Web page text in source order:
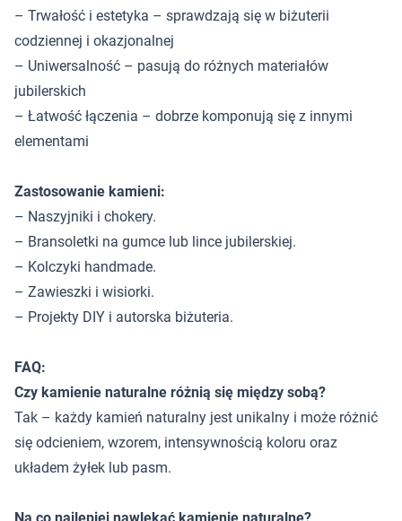
– Trwałość i estetyka – sprawdzają się w biżuterii
codziennej i okazjonalnej
– Uniwersalność – pasują do różnych materiałów
jubilerskich
– Łatwość łączenia – dobrze komponują się z innymi
elementami
Zastosowanie kamieni:
– Naszyjniki i chokery.
– Bransoletki na gumce lub lince jubilerskiej.
– Kolczyki handmade.
– Zawieszki i wisiorki.
– Projekty DIY i autorska biżuteria.
FAQ:
Czy kamienie naturalne różnią się między sobą?
Tak – każdy kamień naturalny jest unikalny i może różnić
się odcieniem, wzorem, intensywnością koloru oraz
układem żyłek lub pasm.